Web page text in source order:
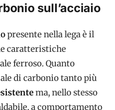
sull’acciaio
presente nella lega è il
caratteristiche
ferroso. Quanto
di carbonio tanto più
ma, nello stesso
a comportamento